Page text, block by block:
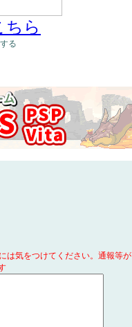
ちら
る
は気をつけてください。通報等が